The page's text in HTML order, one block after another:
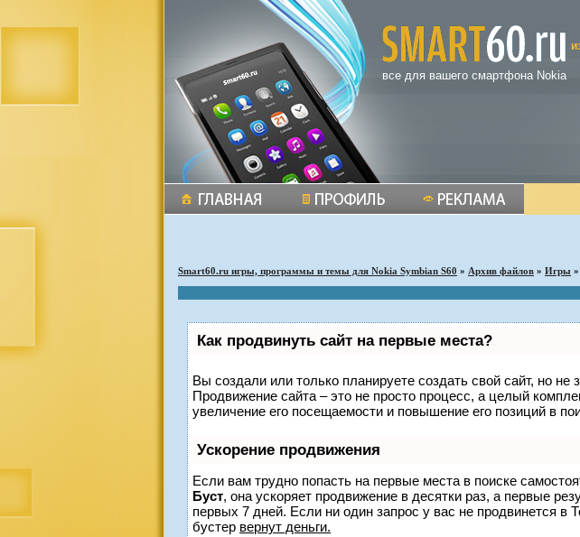
все для вашего смартфона Nokia
Smart60.ru игры, программы и темы для Nokia Symbian S60 » Архив файлов » Игры »
Как продвинуть сайт на первые места?
Вы создали или только планируете создать свой сайт, но не
Продвижение сайта – это не просто процесс, а целый
увеличение его посещаемости и повышение его позиций в
Ускорение продвижения
Если вам трудно попасть на первые места в поиске
Буст, она ускоряет продвижение в десятки раз, а первые
первых 7 дней. Если ни один запрос у вас не продвинется в
бустер вернут деньги.